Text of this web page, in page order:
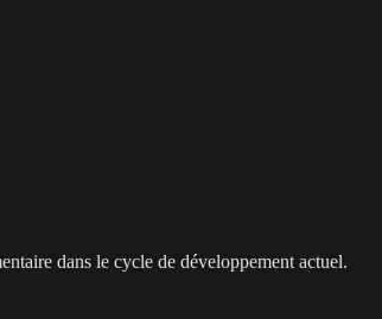
dans le cycle de développement actuel.